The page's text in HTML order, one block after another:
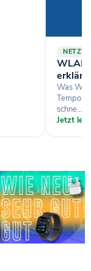
erklärt
Was Wi-
Tempo,
schne...
Jetzt